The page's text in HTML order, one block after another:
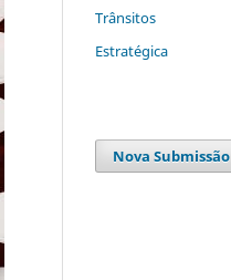
Trânsitos
Estratégica
Nova Submissão